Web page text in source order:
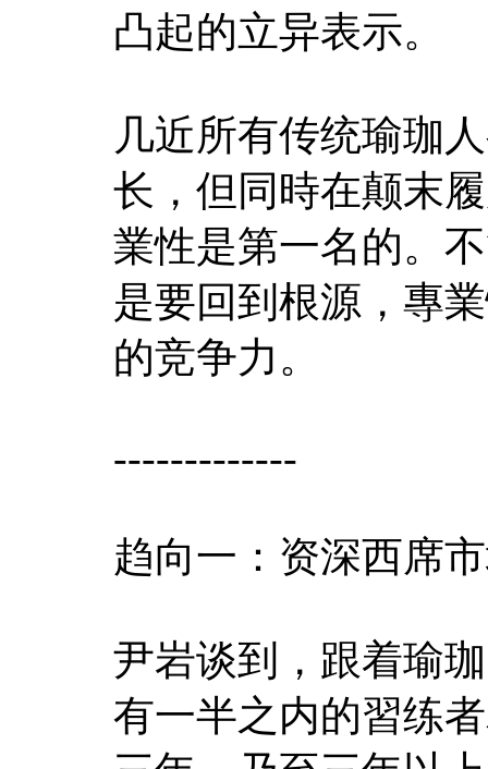
凸起的立异表示。
几近所有传统瑜珈
长，但同時在颠末
業性是第一名的。
是要回到根源，專
的竞争力。
-------------
趋向一：资深西席
尹岩谈到，跟着瑜
有一半之内的習练